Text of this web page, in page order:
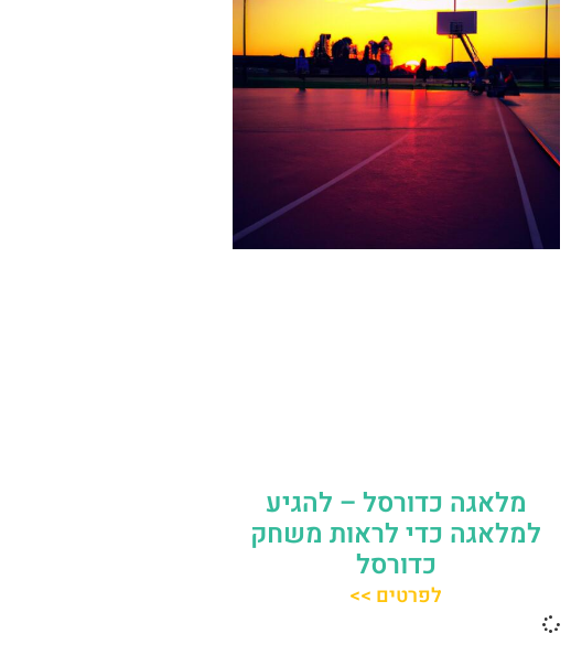
מלאגה כדורסל – להגיע
למלאגה כדי לראות משחק
כדורסל
לפרטים >>